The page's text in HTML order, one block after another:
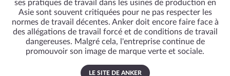
ses pratiques de travail dans les usines de production en
Asie sont souvent critiquées pour ne pas respecter les
normes de travail décentes. Anker doit encore faire face à
des allégations de travail forcé et de conditions de travail
dangereuses. Malgré cela, l'entreprise continue de
promouvoir son image de marque verte et sociale.
LE SITE DE ANKER